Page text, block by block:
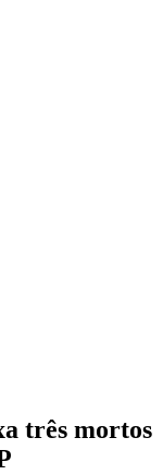
três mortos